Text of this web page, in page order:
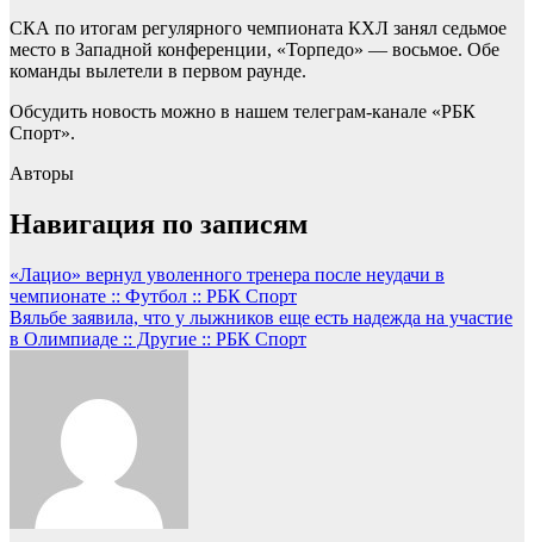
СКА по итогам регулярного чемпионата КХЛ занял седьмое
место в Западной конференции, «Торпедо» — восьмое. Обе
команды вылетели в первом раунде.
Обсудить новость можно в нашем телеграм-канале «РБК
Спорт».
Авторы
Навигация по записям
«Лацио» вернул уволенного тренера после неудачи в
чемпионате :: Футбол :: РБК Спорт
Вяльбе заявила, что у лыжников еще есть надежда на участие
в Олимпиаде :: Другие :: РБК Спорт